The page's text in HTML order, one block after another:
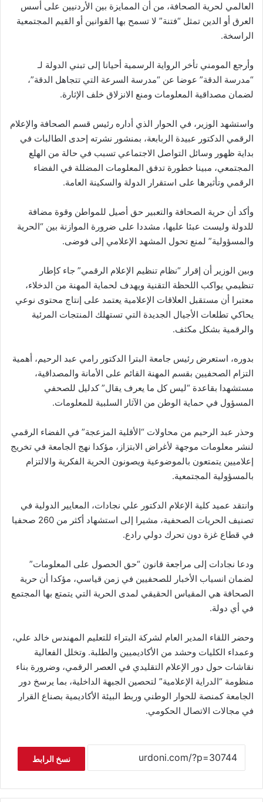
العالمي لحرية الصحافة، من أن الممايزة بين الأردنيين على أسس
العرق أو الدين تمثل “فتنة” لا تسمح بها القوانين أو القيم المجتمعية
الراسخة.
وأرجع المومني تأخر الرواية الرسمية أحيانا إلى تبني الدولة لـ
“مدرسة الدقة” عوضا عن “مدرسة السرعة التي تتجاهل الدقة”،
لضمان مصداقية المعلومات ومنع الانزلاق خلف الإثارة.
واستشهد الوزير، في الحوار الذي أداره رئيس قسم الصحافة والإعلام
الرقمي الدكتور عبيدة الربابعة، بمنشور نشرته إحدى الطالبات في
بداية ظهور وسائل التواصل الاجتماعي تسبب في حالة من الهلع
المجتمعي، مبينا خطورة تدفق المعلومات المضللة في الفضاء
الرقمي وتأثيرها على استقرار الدولة والسكينة العامة.
وأكد أن حرية الصحافة والتعبير حق أصيل للمواطن وقوة مضافة
للدولة وليست عبئا عليها، مشددا على ضرورة الموازنة بين “الحرية
والمسؤولية” لمنع تحول المشهد الإعلامي إلى فوضى.
وبين الوزير أن إقرار “نظام تنظيم الإعلام الرقمي” جاء كإطار
تنظيمي يواكب اللحظة التقنية ويهدف لحماية المهنة من الدخلاء،
معتبرا أن مستقبل العلاقات الإعلامية يعتمد على إنتاج محتوى نوعي
يحاكي تطلعات الأجيال الجديدة التي تستهلك المنتجات المرئية
والرقمية بشكل مكثف.
بدوره، استعرض رئيس جامعة البترا الدكتور رامي عبد الرحيم، أهمية
التزام الصحفيين بقسم المهنة القائم على الأمانة والمصداقية،
مستشهدا بقاعدة “ليس كل ما يعرف يقال” كدليل للصحفي
المسؤول في حماية الوطن من الآثار السلبية للمعلومات.
وحذر عبد الرحيم من محاولات “الأقلية المزعجة” في الفضاء الرقمي
لنشر معلومات موجهة لأغراض الابتزاز، مؤكدا نهج الجامعة في تخريج
إعلاميين يتمتعون بالموضوعية ويصونون الحرية الفكرية والالتزام
بالمسؤولية المجتمعية.
وانتقد عميد كلية الإعلام الدكتور علي نجادات، المعايير الدولية في
تصنيف الحريات الصحفية، مشيرا إلى استشهاد أكثر من 260 صحفيا
في قطاع غزة دون تحرك دولي رادع.
ودعا نجادات إلى مراجعة قانون “حق الحصول على المعلومات”
لضمان انسياب الأخبار للصحفيين في زمن قياسي، مؤكدا أن حرية
الصحافة هي المقياس الحقيقي لمدى الحرية التي يتمتع بها المجتمع
في أي دولة.
وحضر اللقاء المدير العام لشركة البتراء للتعليم المهندس خالد علي،
وعمداء الكليات وحشد من الأكاديميين والطلبة. وتخلل الفعالية
نقاشات حول دور الإعلام التقليدي في العصر الرقمي، وضرورة بناء
منظومة “الدراية الإعلامية” لتحصين الجبهة الداخلية، بما يرسخ دور
الجامعة كمنصة للحوار الوطني وربط البيئة الأكاديمية بصناع القرار
في مجالات الاتصال الحكومي.
نسخ الرابط